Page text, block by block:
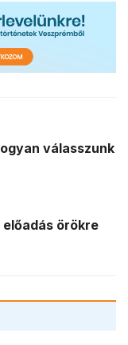
válasszunk
előadás örökre